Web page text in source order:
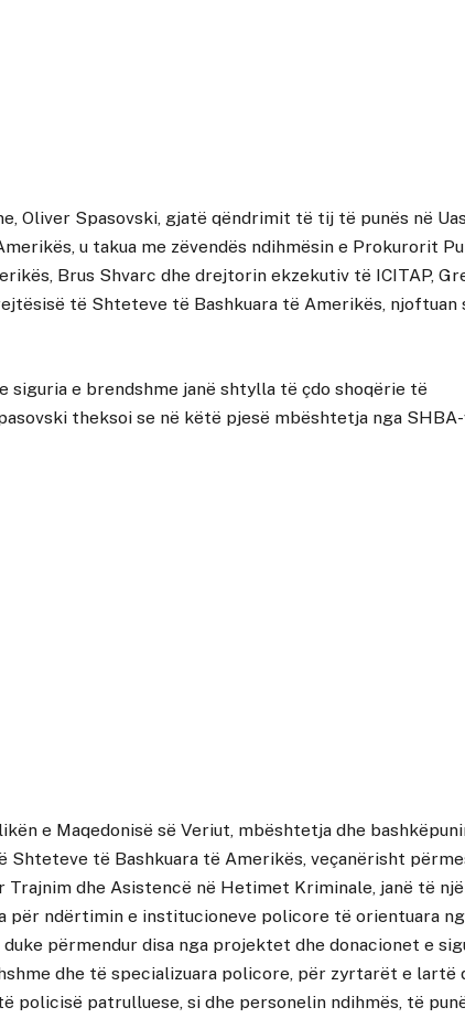
Oliver Spasovski, gjatë qëndrimit të tij të punës në
u takua me zëvendës ndihmësin e Prokurorit
Brus Shvarc dhe drejtorin ekzekutiv të ICITAP,
të Shteteve të Bashkuara të Amerikës, njoftuan
siguria e brendshme janë shtylla të çdo shoqërie të
theksoi se në këtë pjesë mbështetja nga
e Maqedonisë së Veriut, mbështetja dhe
Shteteve të Bashkuara të Amerikës, veçanërisht
dhe Asistencë në Hetimet Kriminale, janë të
për ndërtimin e institucioneve policore të orientuara
përmendur disa nga projektet dhe donacionet e
dhe të specializuara policore, për zyrtarët e lartë
policisë patrulluese, si dhe personelin ndihmës, të